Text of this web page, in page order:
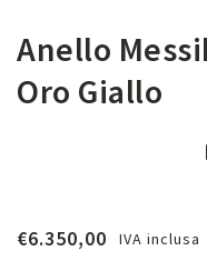
Anello
Oro Giallo
€6.350,00 IVA inclusa